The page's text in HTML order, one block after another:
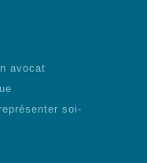
avocat
soi-